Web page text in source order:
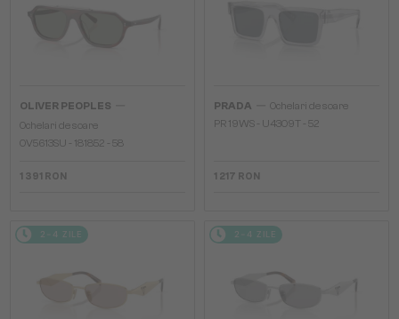
OLIVER PEOPLES
Ochelari de soare
OV5613SU - 181852 - 58
1 391 RON
PRADA
Ochelari de soare
PR 19WS - U4309T - 52
1 217 RON
2-4 ZILE 2-4 ZILE